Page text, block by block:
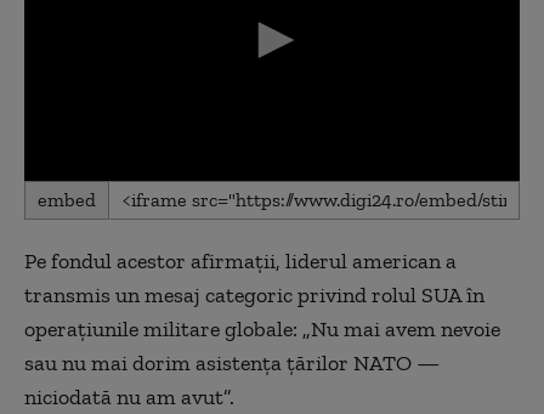
0
seconds
seconds
embed
Pe fondul acestor afirmații, liderul american a
transmis un mesaj categoric privind rolul SUA în
operațiunile militare globale: „Nu mai avem nevoie
sau nu mai dorim asistența țărilor NATO —
niciodată nu am avut”.